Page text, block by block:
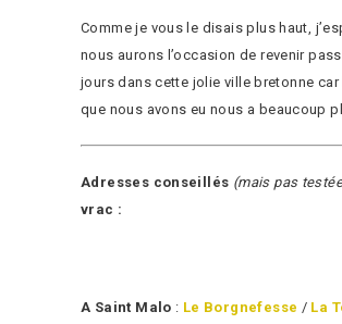
Comme je vous le disais plus haut,
nous aurons l’occasion de revenir
jours dans cette jolie ville bretonne car
que nous avons eu nous a beaucoup
Adresses conseillés (mais pas
vrac :
A Saint Malo : Le Borgnefesse / La